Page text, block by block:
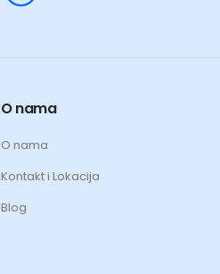
O nama
O nama
Kontakt i Lokacija
Blog